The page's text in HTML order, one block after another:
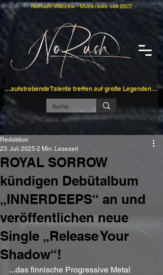
…aufstrebende Talente treffen auf große Legenden…
NoRush-Webzine - Musiknews seit 2022
ROYAL SORROW
kündigen Debütalbum
„INNERDEEPS“ an und
veröffentlichen neue
Single „Release Your
Shadow“!
Redaktion
23. Juli 2025 2 Min. Lesezeit
...das finnische Progressive Metal